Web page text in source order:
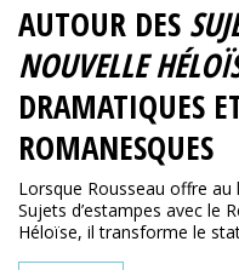
AUTOUR DES
NOUVELLE
DRAMATIQUES
ROMANESQUES
Lorsque Rousseau offre
Sujets d’estampes avec le
Héloïse, il transforme le